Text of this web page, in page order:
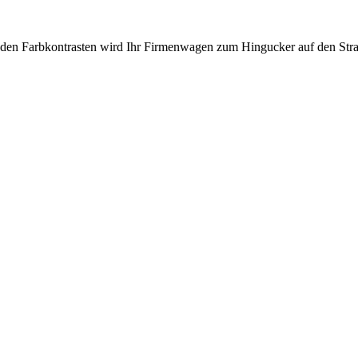
Farbkontrasten wird Ihr Firmenwagen zum Hingucker auf den